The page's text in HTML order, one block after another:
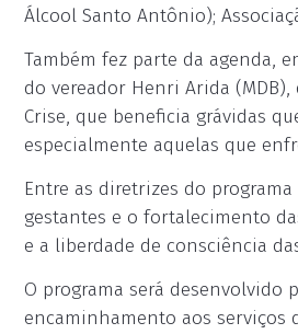
Álcool Santo Antônio);
Também fez parte da agenda,
do vereador Henri Arida
Crise, que beneficia grávidas
especialmente aquelas que
Entre as diretrizes do
gestantes e o fortalecimento
e a liberdade de consciência
O programa será
encaminhamento aos serviços